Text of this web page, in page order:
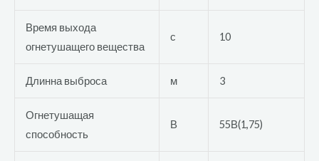
Время выхода
огнетушащего вещества
с 10
Длинна выброса м 3
Огнетушащая
способность
В 55В(1,75)